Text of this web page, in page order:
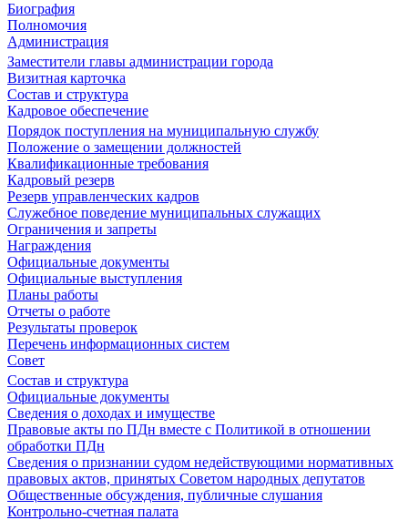
Биография
Полномочия
Администрация
Заместители главы администрации города
Визитная карточка
Состав и структура
Кадровое обеспечение
Порядок поступления на муниципальную службу
Положение о замещении должностей
Квалификационные требования
Кадровый резерв
Резерв управленческих кадров
Служебное поведение муниципальных служащих
Ограничения и запреты
Награждения
Официальные документы
Официальные выступления
Планы работы
Отчеты о работе
Результаты проверок
Перечень информационных систем
Совет
Состав и структура
Официальные документы
Сведения о доходах и имуществе
Правовые акты по ПДн вместе с Политикой в отношении
обработки ПДн
Сведения о признании судом недействующими нормативных
правовых актов, принятых Советом народных депутатов
Общественные обсуждения, публичные слушания
Контрольно-счетная палата